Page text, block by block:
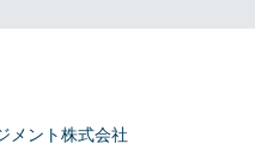
メント株式会社